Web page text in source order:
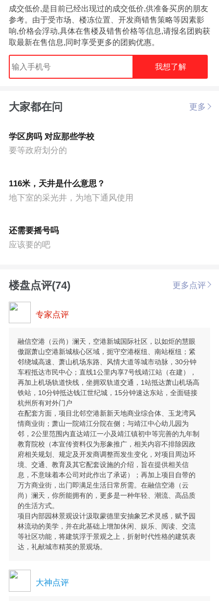
成交低价,是目前已经出现过的成交低价,供准备买房的朋友
参考。由于受市场、楼冻位置、开发商错售策略等因素影
响,价格会浮动,具体在售楼及错售价格等信息,请报名团购获
取最新在售信息,同时享受更多的团购优惠。
我想了解
大家都在问 更多
学区房吗 对应那些学校
要等政府划分的
116米，天井是什么意思？
地下室的采光井，为地下通风使用
还需要摇号吗
应该要的吧
楼盘点评(74) 更多点评
专家点评
融信空港（云尚）澜天，空港新城国际社区，以如炬的慧眼
傲踞萧山空港新城核心区域，扼守空港枢纽、南站枢纽；紧
邻绕城高速、萧山机场东路、风情大道等城市动脉，30分钟
车程抵达市民中心；直线1公里内享7号线靖江站（在建），
再加上机场轨道快线，坐拥双轨道交通，1站抵达萧山机场高
铁站，10分钟抵达钱江世纪城，15分钟速达东站，全面链接
杭州所有对外门户
在配套方面，项目北邻空港新新天地商业综合体、玉龙湾风
情商业街；萧山一院靖江分院在侧；与靖江中心幼儿园为
邻，2公里范围内直达靖江一小及靖江镇初中等完善的九年制
教育院校（本宣传资料仅为形象推广，相关内容不排除因政
府相关规划、规定及开发商调整而发生变化，对项目周边环
境、交通、教育及其它配套设施的介绍，旨在提供相关信
息，不意味着本公司对此作出了承诺）；再加上项目自带的
万方商业街，出门即满足生活日常所需。在融信空港（云
尚）澜天，你所能拥有的，更多是一种年轻、潮流、高品质
的生活方式。
项目内部园林景观设计汲取蒙德里安抽象艺术灵感，赋予园
林流动的美学，并在此基础上增加休闲、娱乐、阅读、交流
等社区功能，将建筑浮于景观之上，折射时代性格的建筑表
达，礼献城市精英的景观场。
大神点评